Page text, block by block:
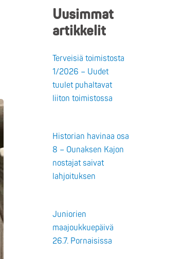
Uusimmat
artikkelit
Terveisiä toimistosta
1/2026 – Uudet
tuulet puhaltavat
liiton toimistossa
Historian havinaa osa
8 – Ounaksen Kajon
nostajat saivat
lahjoituksen
Juniorien
maajoukkuepäivä
26.7. Pornaisissa